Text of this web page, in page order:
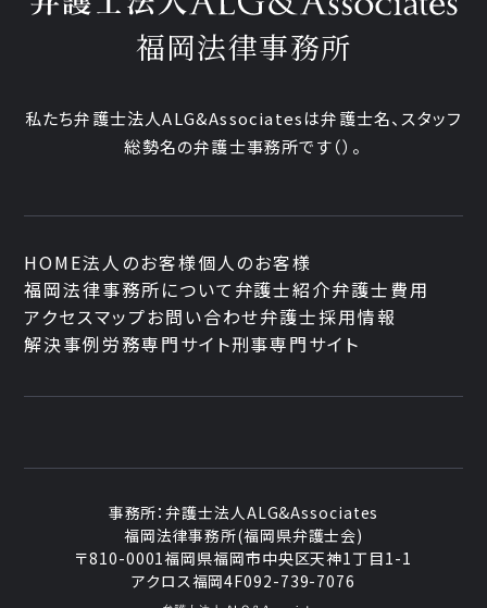
福岡法律事務所
私たち弁護士法人ALG&Associatesは弁護士名、スタッフ
総勢名の弁護士事務所です（）。
HOME法人のお客様個人のお客様
福岡法律事務所について 弁護士紹介弁護士費用
アクセスマップお問い合わせ弁護士採用情報
解決事例労務専門サイト刑事専門サイト
事務所：弁護士法人ALG&Associates
福岡法律事務所(福岡県弁護士会)
〒810-0001福岡県福岡市中央区天神1丁目1-1
アクロス福岡4F092-739-7076